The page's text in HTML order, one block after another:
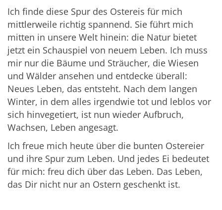
Ich finde diese Spur des Ostereis für mich
mittlerweile richtig spannend. Sie führt mich
mitten in unsere Welt hinein: die Natur bietet
jetzt ein Schauspiel von neuem Leben. Ich muss
mir nur die Bäume und Sträucher, die Wiesen
und Wälder ansehen und entdecke überall:
Neues Leben, das entsteht. Nach dem langen
Winter, in dem alles irgendwie tot und leblos vor
sich hinvegetiert, ist nun wieder Aufbruch,
Wachsen, Leben angesagt.
Ich freue mich heute über die bunten Ostereier
und ihre Spur zum Leben. Und jedes Ei bedeutet
für mich: freu dich über das Leben. Das Leben,
das Dir nicht nur an Ostern geschenkt ist.